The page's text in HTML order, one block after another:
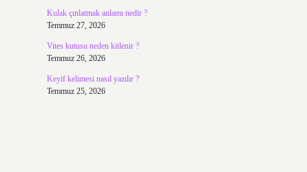
Kulak çınlatmak anlamı nedir ?
Temmuz 27, 2026
Vites kutusu neden kitlenir ?
Temmuz 26, 2026
Keyif kelimesi nasıl yazılır ?
Temmuz 25, 2026